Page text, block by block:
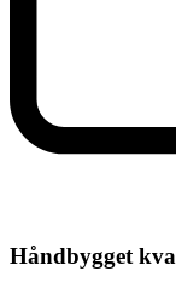
Håndbygget